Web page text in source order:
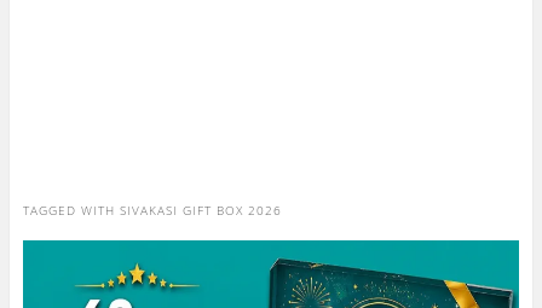
TAGGED WITH SIVAKASI GIFT BOX 2026